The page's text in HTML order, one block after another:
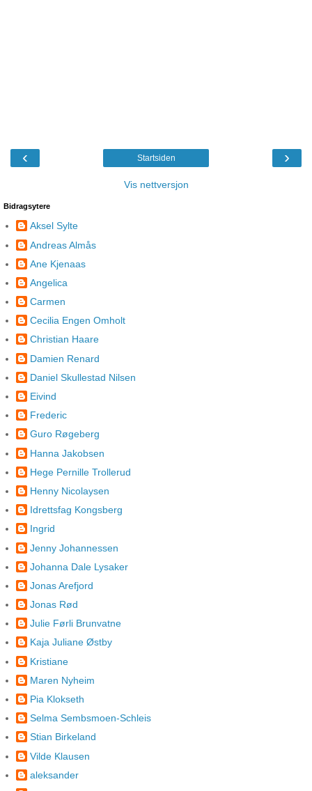
‹ ›
Startsiden
Vis nettversjon
Bidragsytere
Aksel Sylte
Andreas Almås
Ane Kjenaas
Angelica
Carmen
Cecilia Engen Omholt
Christian Haare
Damien Renard
Daniel Skullestad Nilsen
Eivind
Frederic
Guro Røgeberg
Hanna Jakobsen
Hege Pernille Trollerud
Henny Nicolaysen
Idrettsfag Kongsberg
Ingrid
Jenny Johannessen
Johanna Dale Lysaker
Jonas Arefjord
Jonas Rød
Julie Førli Brunvatne
Kaja Juliane Østby
Kristiane
Maren Nyheim
Pia Klokseth
Selma Sembsmoen-Schleis
Stian Birkeland
Vilde Klausen
aleksander